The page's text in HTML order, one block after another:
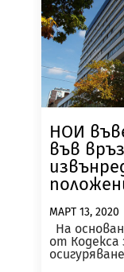
НОИ
във
МАРТ 13, 2020
На
от Кодекса